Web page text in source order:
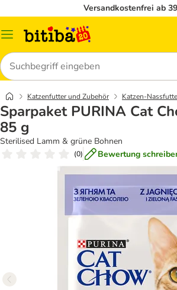
Versandkostenfrei ab
Menü
Suchen
Katzenfutter und Zubehör Katzen-
Sparpaket PURINA Cat
85 g
Sterilised Lamm & grüne Bohnen
(0) Bewertung